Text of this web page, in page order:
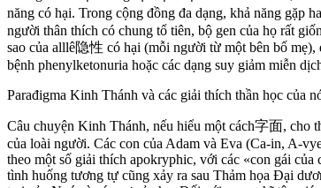
năng có hại. Trong cộng đồng đa dạng, khả năng gặp
người thân thích có chung tổ tiên, bộ gen của họ rất
sao của alllê隐性 có hại (mỗi người từ một bên bố
bệnh phenylketonuria hoặc các dạng suy giảm miễn
Parađigma Kinh Thánh và các giải thích thần học của
Câu chuyện Kinh Thánh, nếu hiểu một cách字面, cho
của loài người. Các con của Adam và Eva (Ca-in, A-
theo một số giải thích apokryphic, với các «con gái
tình huống tương tự cũng xảy ra sau Thảm họa Đại